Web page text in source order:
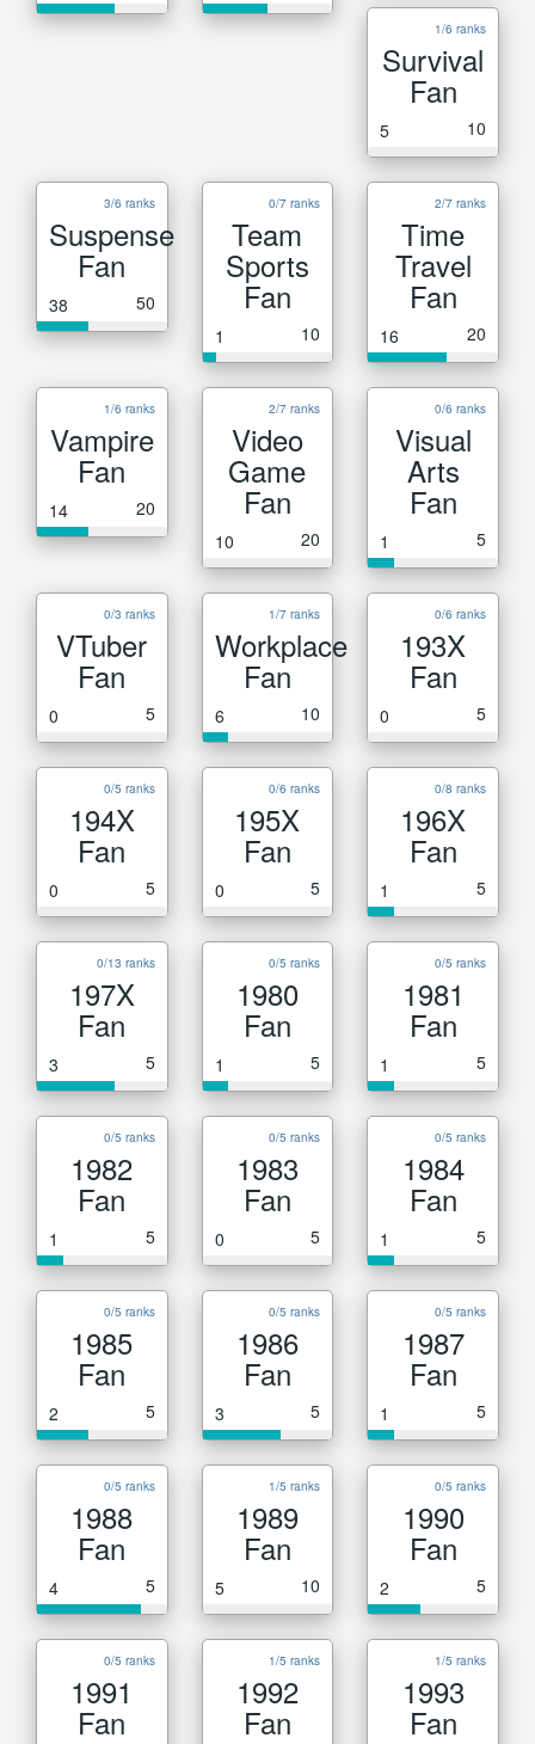
1/6 ranks
Survival
Fan
5 10
3/6 ranks
Suspense
Fan
38 50
0/7 ranks
Team
Sports
Fan
1 10
2/7 ranks
Time
Travel
Fan
16 20
1/6 ranks
Vampire
Fan
14 20
2/7 ranks
Video
Game
Fan
10 20
0/6 ranks
Visual
Arts
Fan
1 5
0/3 ranks
VTuber
Fan
0 5
1/7 ranks
Workplace
Fan
6 10
0/6 ranks
193X
Fan
0 5
0/5 ranks
194X
Fan
0 5
0/6 ranks
195X
Fan
0 5
0/8 ranks
196X
Fan
1 5
0/13 ranks
197X
Fan
3 5
0/5 ranks
1980
Fan
1 5
0/5 ranks
1981
Fan
1 5
0/5 ranks
1982
Fan
1 5
0/5 ranks
1983
Fan
0 5
0/5 ranks
1984
Fan
1 5
0/5 ranks
1985
Fan
2 5
0/5 ranks
1986
Fan
3 5
0/5 ranks
1987
Fan
1 5
0/5 ranks
1988
Fan
4 5
1/5 ranks
1989
Fan
5 10
0/5 ranks
1990
Fan
2 5
0/5 ranks
1991
Fan
1/5 ranks
1992
Fan
1/5 ranks
1993
Fan